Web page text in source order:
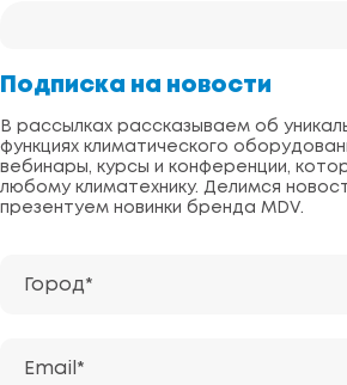
Подписка на новости
В рассылках рассказываем об
функциях климатического
вебинары, курсы и конференции,
любому климатехнику. Делимся
презентуем новинки бренда MDV.
Город*
Email*